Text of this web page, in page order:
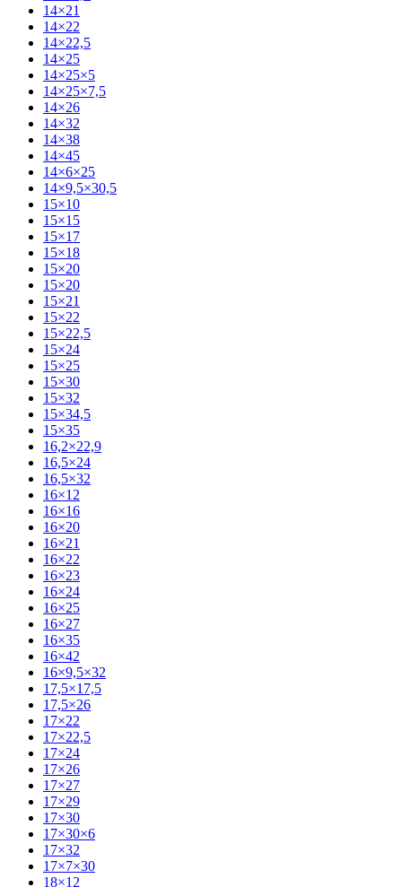
14×21
14×22
14×22,5
14×25
14×25×5
14×25×7,5
14×26
14×32
14×38
14×45
14×6×25
14×9,5×30,5
15×10
15×15
15×17
15×18
15×20
15×20
15×21
15×22
15×22,5
15×24
15×25
15×30
15×32
15×34,5
15×35
16,2×22,9
16,5×24
16,5×32
16×12
16×16
16×20
16×21
16×22
16×23
16×24
16×25
16×27
16×35
16×42
16×9,5×32
17,5×17,5
17,5×26
17×22
17×22,5
17×24
17×26
17×27
17×29
17×30
17×30×6
17×32
17×7×30
18×12